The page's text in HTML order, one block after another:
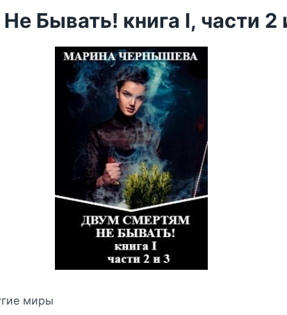
Бывать! книга I, части 2
миры